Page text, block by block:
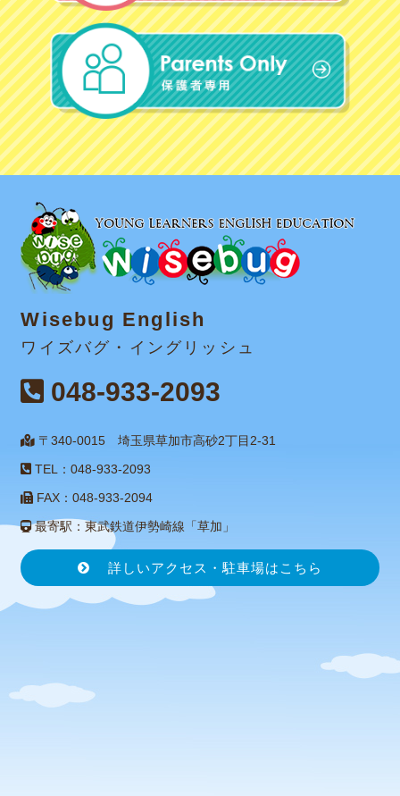
Wisebug English
ワイズバグ・イングリッシュ
048-933-2093
〒340-0015 埼玉県草加市高砂2丁目2-31
TEL：048-933-2093
FAX：048-933-2094
最寄駅：東武鉄道伊勢崎線「草加」
詳しいアクセス・駐車場はこちら